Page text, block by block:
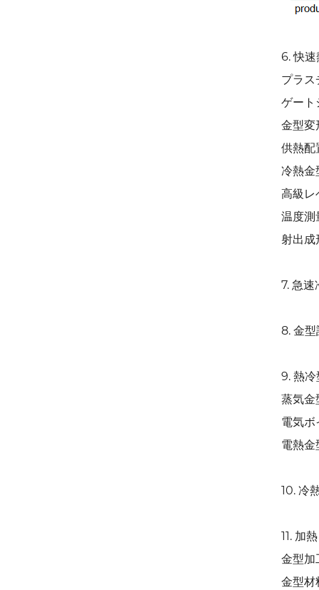
6. 快
プラ
ゲート
金型変
供熱配
冷熱金
高級レ
温度測
射出
7. 急
8. 金
9. 熱
蒸気金
電気
電熱
10. 冷
11. 加
金型加
金型材